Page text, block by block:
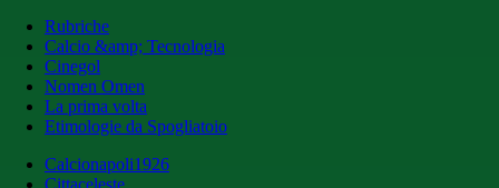
Rubriche
Calcio &amp; Tecnologia
Cinegol
Nomen Omen
La prima volta
Etimologie da Spogliatoio
Calcionapoli1926